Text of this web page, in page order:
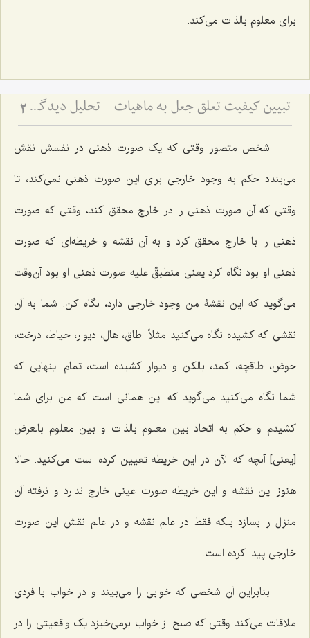
برای معلوم بالذات می‌کند.
تبیین کیفیت تعلق جعل به ماهیات - تحلیل دیدگاه اصالت ماهیت و نسبت آن با واقعیت‌های خارجی 2
شخص متصور وقتی که یک صورت ذهنی در نفسش نقش
می‌بندد حکم به ‌وجود خارجی برای این صورت ذهنی نمی‌کند، تا
وقتی که آن صورت ذهنی را در خارج محقق کند، وقتی که صورت
ذهنی را با خارج محقق کرد و به آن نقشه و خریطه‌ای که صورت
ذهنی او بود نگاه کرد یعنی منطبقٌ علیه صورت ذهنی او بود آن‌وقت
می‌گوید که این نقشۀ من وجود خارجی دارد، نگاه کن. شما به آن
نقشی که کشیده نگاه می‌کنید مثلاً اطاق، هال، دیوار، حیاط، درخت،
حوض، طاقچه، کمد، بالکن و دیوار کشیده است، تمام اینهایی که
شما نگاه می‌کنید می‌گوید که این همانی است که من برای شما
کشیدم و حکم به اتحاد بین معلوم بالذات و بین معلوم بالعرض
[یعنی] آنچه که الآن در این خریطه تعیین کرده است می‌کنید. حالا
هنوز این نقشه و این خریطه صورت عینی خارج ندارد و نرفته آن
منزل را بسازد بلکه فقط در عالم نقشه و در عالم نقش این صورت
خارجی پیدا کرده است.
بنابراین آن شخصی که خوابی را می‌بیند و در خواب با فردی
ملاقات می‌کند وقتی که صبح از خواب برمی‌خیزد یک واقعیتی را در